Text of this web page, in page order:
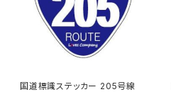
国道標識ステッカー 205号線